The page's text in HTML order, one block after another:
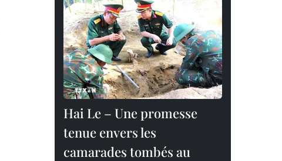
Hai Le – Une promesse
tenue envers les
camarades tombés au